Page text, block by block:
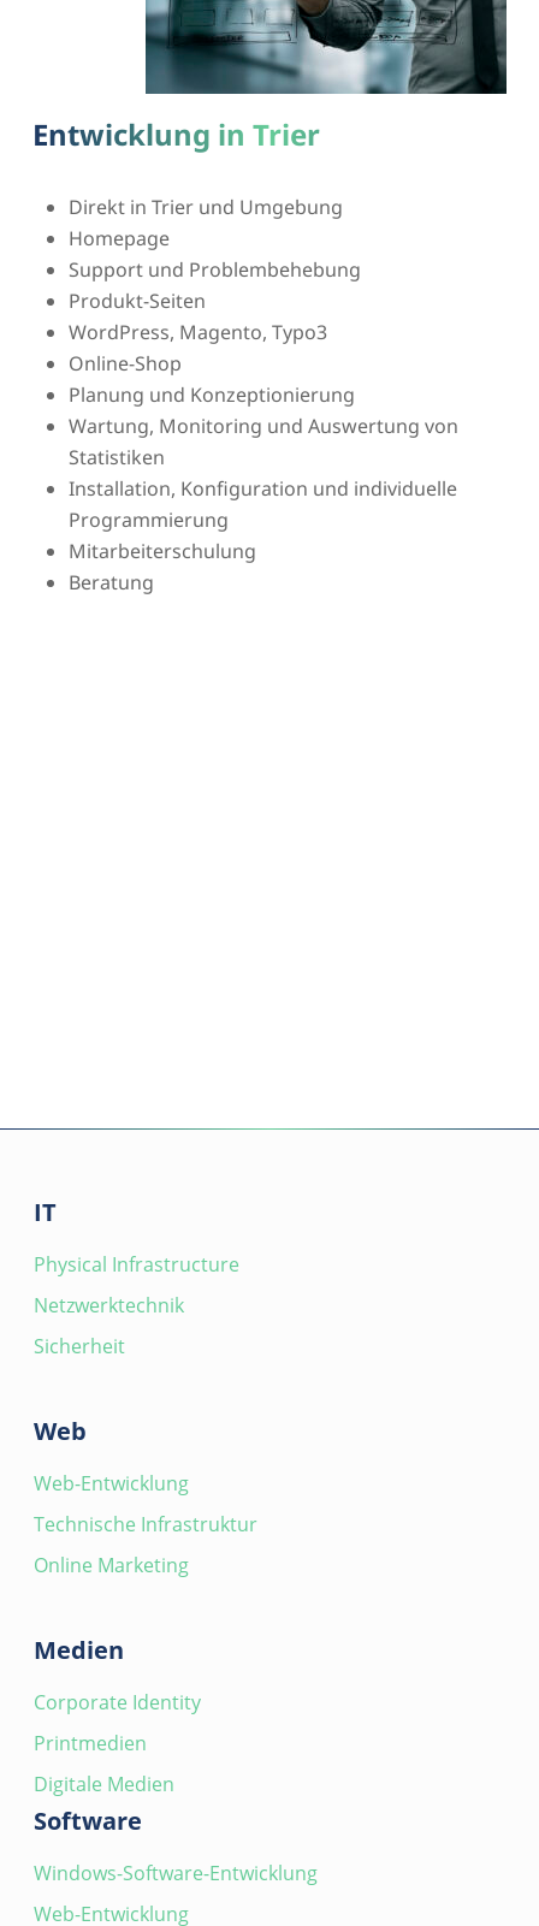
Entwicklung in Trier
Direkt in Trier und Umgebung
Homepage
Support und Problembehebung
Produkt-Seiten
WordPress, Magento, Typo3
Online-Shop
Planung und Konzeptionierung
Wartung, Monitoring und Auswertung von
Statistiken
Installation, Konfiguration und individuelle
Programmierung
Mitarbeiterschulung
Beratung
IT
Physical Infrastructure
Netzwerktechnik
Sicherheit
Web
Web-Entwicklung
Technische Infrastruktur
Online Marketing
Medien
Corporate Identity
Printmedien
Digitale Medien
Software
Windows-Software-Entwicklung
Web-Entwicklung